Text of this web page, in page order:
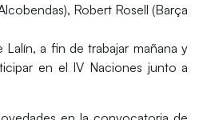
Robert Rosell (Barça
a fin de trabajar mañana y
en el IV Naciones junto a